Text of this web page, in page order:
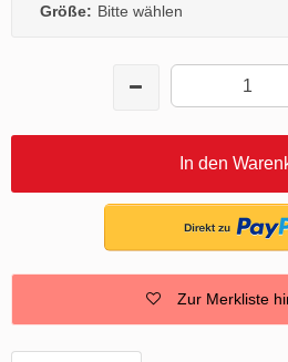
Größe: Bitte wählen
In den
Zur Merkliste